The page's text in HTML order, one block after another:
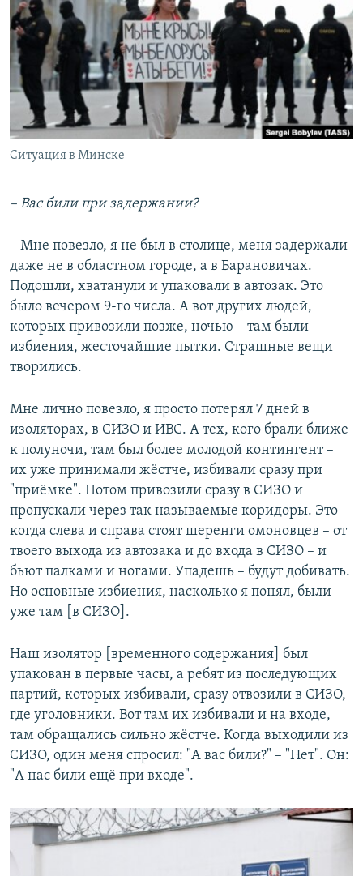
Ситуация в Минске
– Вас били при задержании?
– Мне повезло, я не был в столице, меня задержали
даже не в областном городе, а в Барановичах.
Подошли, хватанули и упаковали в автозак. Это
было вечером 9-го числа. А вот других людей,
которых привозили позже, ночью – там были
избиения, жесточайшие пытки. Страшные вещи
творились.
Мне лично повезло, я просто потерял 7 дней в
изоляторах, в СИЗО и ИВС. А тех, кого брали ближе
к полуночи, там был более молодой контингент –
их уже принимали жёстче, избивали сразу при
"приёмке". Потом привозили сразу в СИЗО и
пропускали через так называемые коридоры. Это
когда слева и справа стоят шеренги омоновцев – от
твоего выхода из автозака и до входа в СИЗО – и
бьют палками и ногами. Упадешь – будут добивать.
Но основные избиения, насколько я понял, были
уже там [в СИЗО].
Наш изолятор [временного содержания] был
упакован в первые часы, а ребят из последующих
партий, которых избивали, сразу отвозили в СИЗО,
где уголовники. Вот там их избивали и на входе,
там обращались сильно жёстче. Когда выходили из
СИЗО, один меня спросил: "А вас били?" – "Нет". Он:
"А нас били ещё при входе".